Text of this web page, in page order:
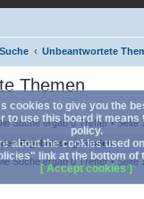
Suche Unbeantwortete
Themen
Suche ergab 0 Treffer • Seite
Ergebnisse gefunden.
Suche ergab 0 Treffer • Seite
cookies to give you the
to use this board it means
policy.
about the cookies used
link at the bottom of
[ Accept cookies ]